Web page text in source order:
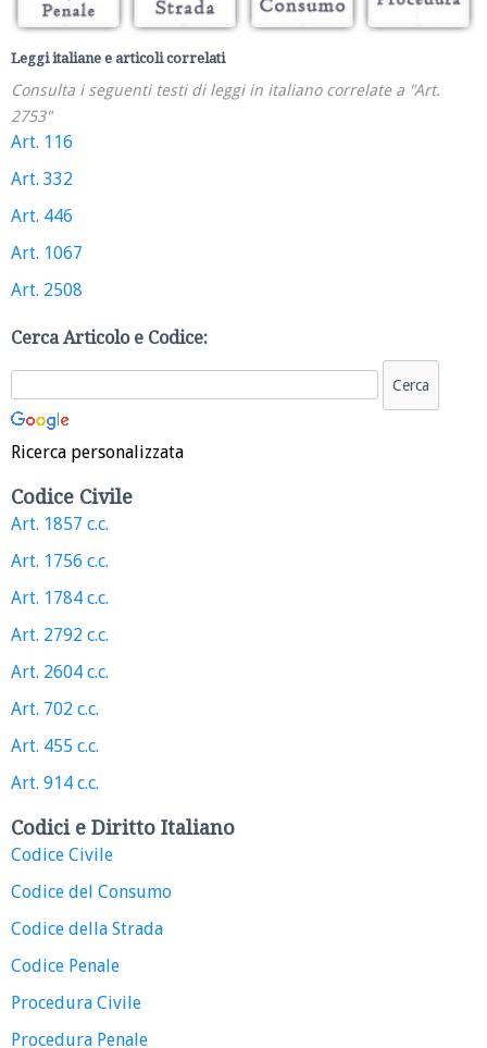
Leggi italiane e articoli correlati
Consulta i seguenti testi di leggi in italiano correlate a "Art.
2753"
Art. 116
Art. 332
Art. 446
Art. 1067
Art. 2508
Cerca Articolo e Codice:
Ricerca personalizzata
Codice Civile
Art. 1857 c.c.
Art. 1756 c.c.
Art. 1784 c.c.
Art. 2792 c.c.
Art. 2604 c.c.
Art. 702 c.c.
Art. 455 c.c.
Art. 914 c.c.
Codici e Diritto Italiano
Codice Civile
Codice del Consumo
Codice della Strada
Codice Penale
Procedura Civile
Procedura Penale